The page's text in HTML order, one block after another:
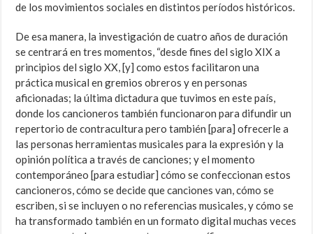
de los movimientos sociales en distintos períodos históricos.
De esa manera, la investigación de cuatro años de duración
se centrará en tres momentos, “desde fines del siglo XIX a
principios del siglo XX, [y] como estos facilitaron una
práctica musical en gremios obreros y en personas
aficionadas; la última dictadura que tuvimos en este país,
donde los cancioneros también funcionaron para difundir un
repertorio de contracultura pero también [para] ofrecerle a
las personas herramientas musicales para la expresión y la
opinión política a través de canciones; y el momento
contemporáneo [para estudiar] cómo se confeccionan estos
cancioneros, cómo se decide que canciones van, cómo se
escriben, si se incluyen o no referencias musicales, y cómo se
ha transformado también en un formato digital muchas veces